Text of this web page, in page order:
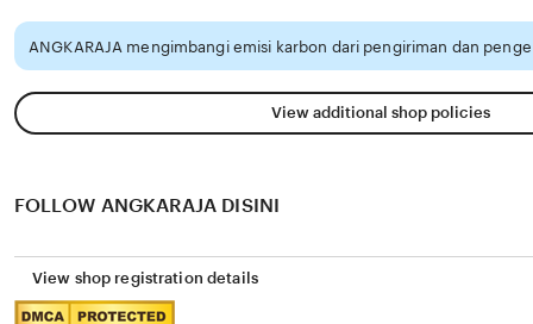
ANGKARAJA mengimbangi emisi karbon dari pengiriman dan
View additional shop policies
FOLLOW ANGKARAJA DISINI
View shop registration details